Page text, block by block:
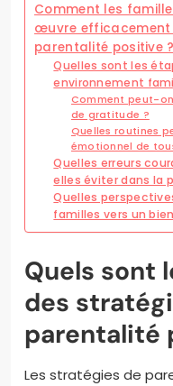
Comment les
œuvre
parentalité positive ?
Quelles sont les
environnement
Comment peut-
de gratitude ?
Quelles routines
émotionnel de
Quelles erreurs
elles éviter dans la
Quelles
familles vers un
Quels sont
des
parentalité
Les stratégies de